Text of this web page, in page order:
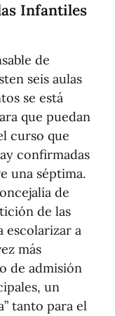
Infantiles
de
seis aulas
se está
que puedan
curso que
confirmadas
una séptima.
de
de las
escolarizar a
más
de admisión
un
tanto para el